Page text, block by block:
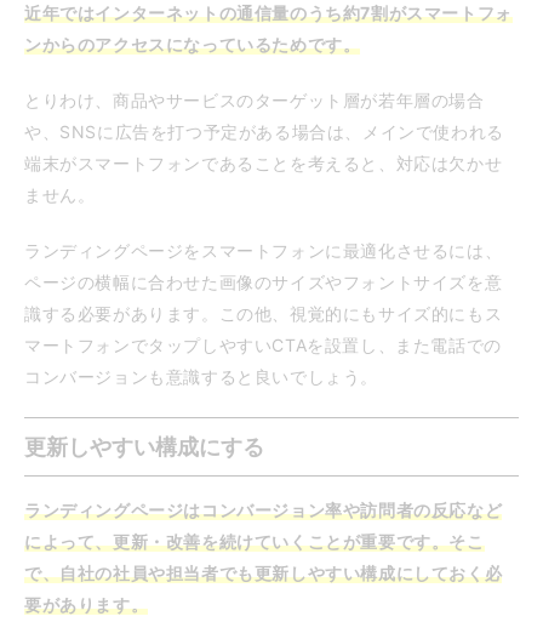
近年ではインターネットの通信量のうち約7割がスマートフォ
ンからのアクセスになっているためです。
とりわけ、商品やサービスのターゲット層が若年層の場合
や、SNSに広告を打つ予定がある場合は、メインで使われる
端末がスマートフォンであることを考えると、対応は欠かせ
ません。
ランディングページをスマートフォンに最適化させるには、
ページの横幅に合わせた画像のサイズやフォントサイズを意
識する必要があります。この他、視覚的にもサイズ的にもス
マートフォンでタップしやすいCTAを設置し、また電話での
コンバージョンも意識すると良いでしょう。
更新しやすい構成にする
ランディングページはコンバージョン率や訪問者の反応など
によって、更新・改善を続けていくことが重要です。そこ
で、自社の社員や担当者でも更新しやすい構成にしておく必
要があります。